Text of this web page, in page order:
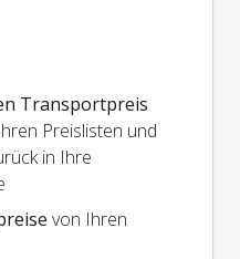
Transportpreis
Preislisten und
in Ihre
von Ihren